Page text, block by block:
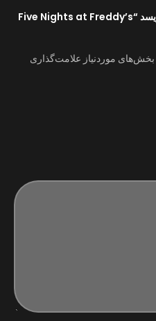
اولین کسی باشید که دیدگاهی می نویسد “Five Nights at Freddy’s
بخش‌های موردنیاز علامت‌گذاری